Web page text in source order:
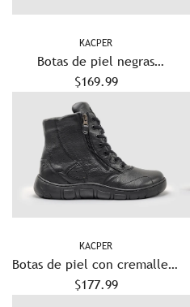
KACPER
Botas de piel negras
forradas modernas con
cremallera para mujer
$169.99
KACPER
Botas de piel con cremallera
y forro de lana gruesa
$177.99